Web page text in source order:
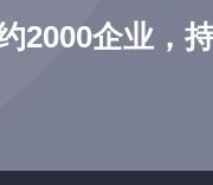
2000企业，